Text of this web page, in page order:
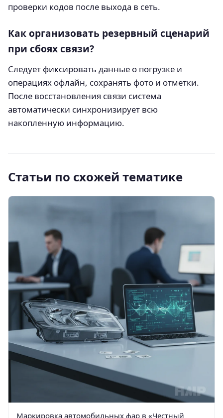
проверки кодов после выхода в сеть.
Как организовать резервный сценарий
при сбоях связи?
Следует фиксировать данные о погрузке и
операциях офлайн, сохранять фото и отметки.
После восстановления связи система
автоматически синхронизирует всю
накопленную информацию.
Статьи по схожей тематике
Маркировка автомобильных фар в «Честный